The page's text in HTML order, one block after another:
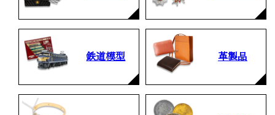
鉄道模型 革製品